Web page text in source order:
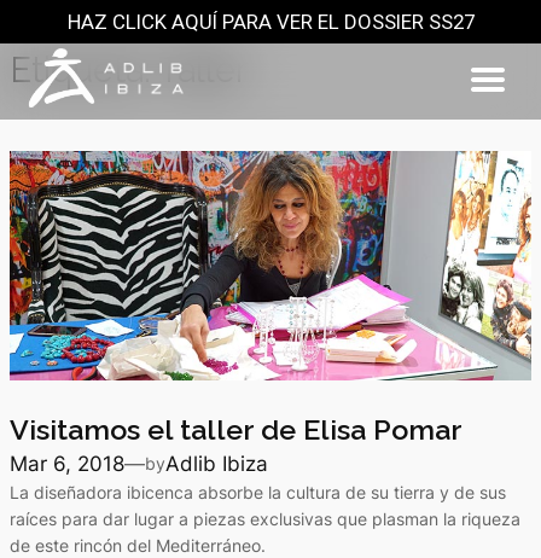
al
contenido
HAZ CLICK AQUÍ PARA VER EL DOSSIER SS27
Etiqueta:Taller
Visitamos el taller de Elisa Pomar
Mar 6, 2018—byAdlib Ibiza
La diseñadora ibicenca absorbe la cultura de su tierra y de sus
raíces para dar lugar a piezas exclusivas que plasman la riqueza
de este rincón del Mediterráneo.